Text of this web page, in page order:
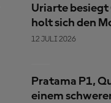
Uriarte besiegt
holt sich den
dem
12 JULI 2026
Pratama P1,
einem